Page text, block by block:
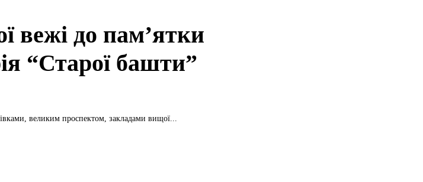
вежі до пам’ятки
“Старої башти”
великим проспектом, закладами вищої...